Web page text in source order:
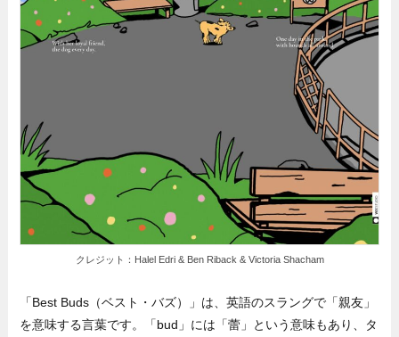
クレジット：Halel Edri & Ben Riback & Victoria Shacham
「Best Buds（ベスト・バズ）」は、英語のスラングで「親友」
を意味する言葉です。「bud」には「蕾」という意味もあり、タ